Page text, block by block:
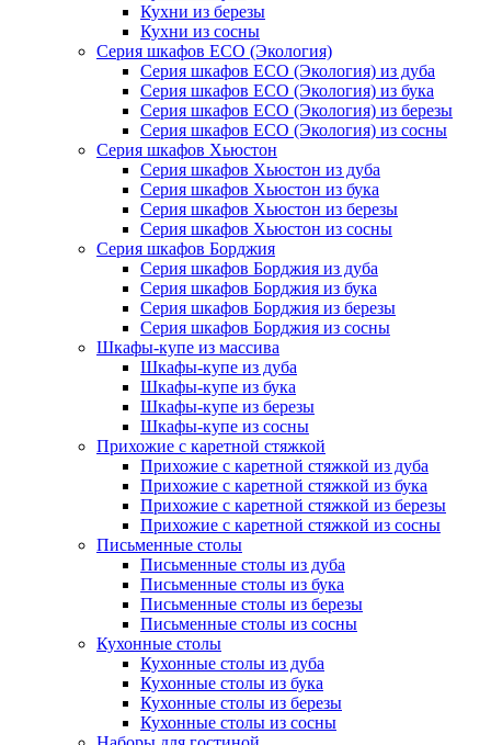
Кухни из березы
Кухни из сосны
Серия шкафов ECO (Экология)
Серия шкафов ECO (Экология) из дуба
Серия шкафов ECO (Экология) из бука
Серия шкафов ECO (Экология) из березы
Серия шкафов ECO (Экология) из сосны
Серия шкафов Хьюстон
Серия шкафов Хьюстон из дуба
Серия шкафов Хьюстон из бука
Серия шкафов Хьюстон из березы
Серия шкафов Хьюстон из сосны
Серия шкафов Борджия
Серия шкафов Борджия из дуба
Серия шкафов Борджия из бука
Серия шкафов Борджия из березы
Серия шкафов Борджия из сосны
Шкафы-купе из массива
Шкафы-купе из дуба
Шкафы-купе из бука
Шкафы-купе из березы
Шкафы-купе из сосны
Прихожие с каретной стяжкой
Прихожие с каретной стяжкой из дуба
Прихожие с каретной стяжкой из бука
Прихожие с каретной стяжкой из березы
Прихожие с каретной стяжкой из сосны
Письменные столы
Письменные столы из дуба
Письменные столы из бука
Письменные столы из березы
Письменные столы из сосны
Кухонные столы
Кухонные столы из дуба
Кухонные столы из бука
Кухонные столы из березы
Кухонные столы из сосны